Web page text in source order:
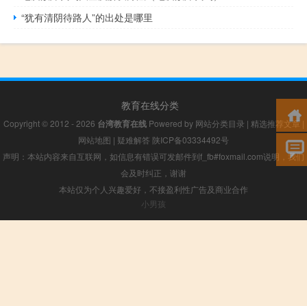
“犹有清阴待路人”的出处是哪里
教育在线分类
Copyright © 2012 - 2026 台湾教育在线Powered by 网站分类目录 | 精选推荐文章|
网站地图 | 疑难解答 陕ICP备03334492号
声明：本站内容来自互联网，如信息有错误可发邮件到f_fb#foxmail.com说明，我们
会及时纠正，谢谢
本站仅为个人兴趣爱好，不接盈利性广告及商业合作
小男孩